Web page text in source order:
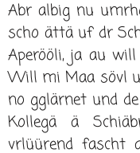
Abr albig nu
scho ättä uf dr
Aperööli, ja au
Will mi Maa sövl
no gglärnet und
Kollegä ä
vrlüürend fascht